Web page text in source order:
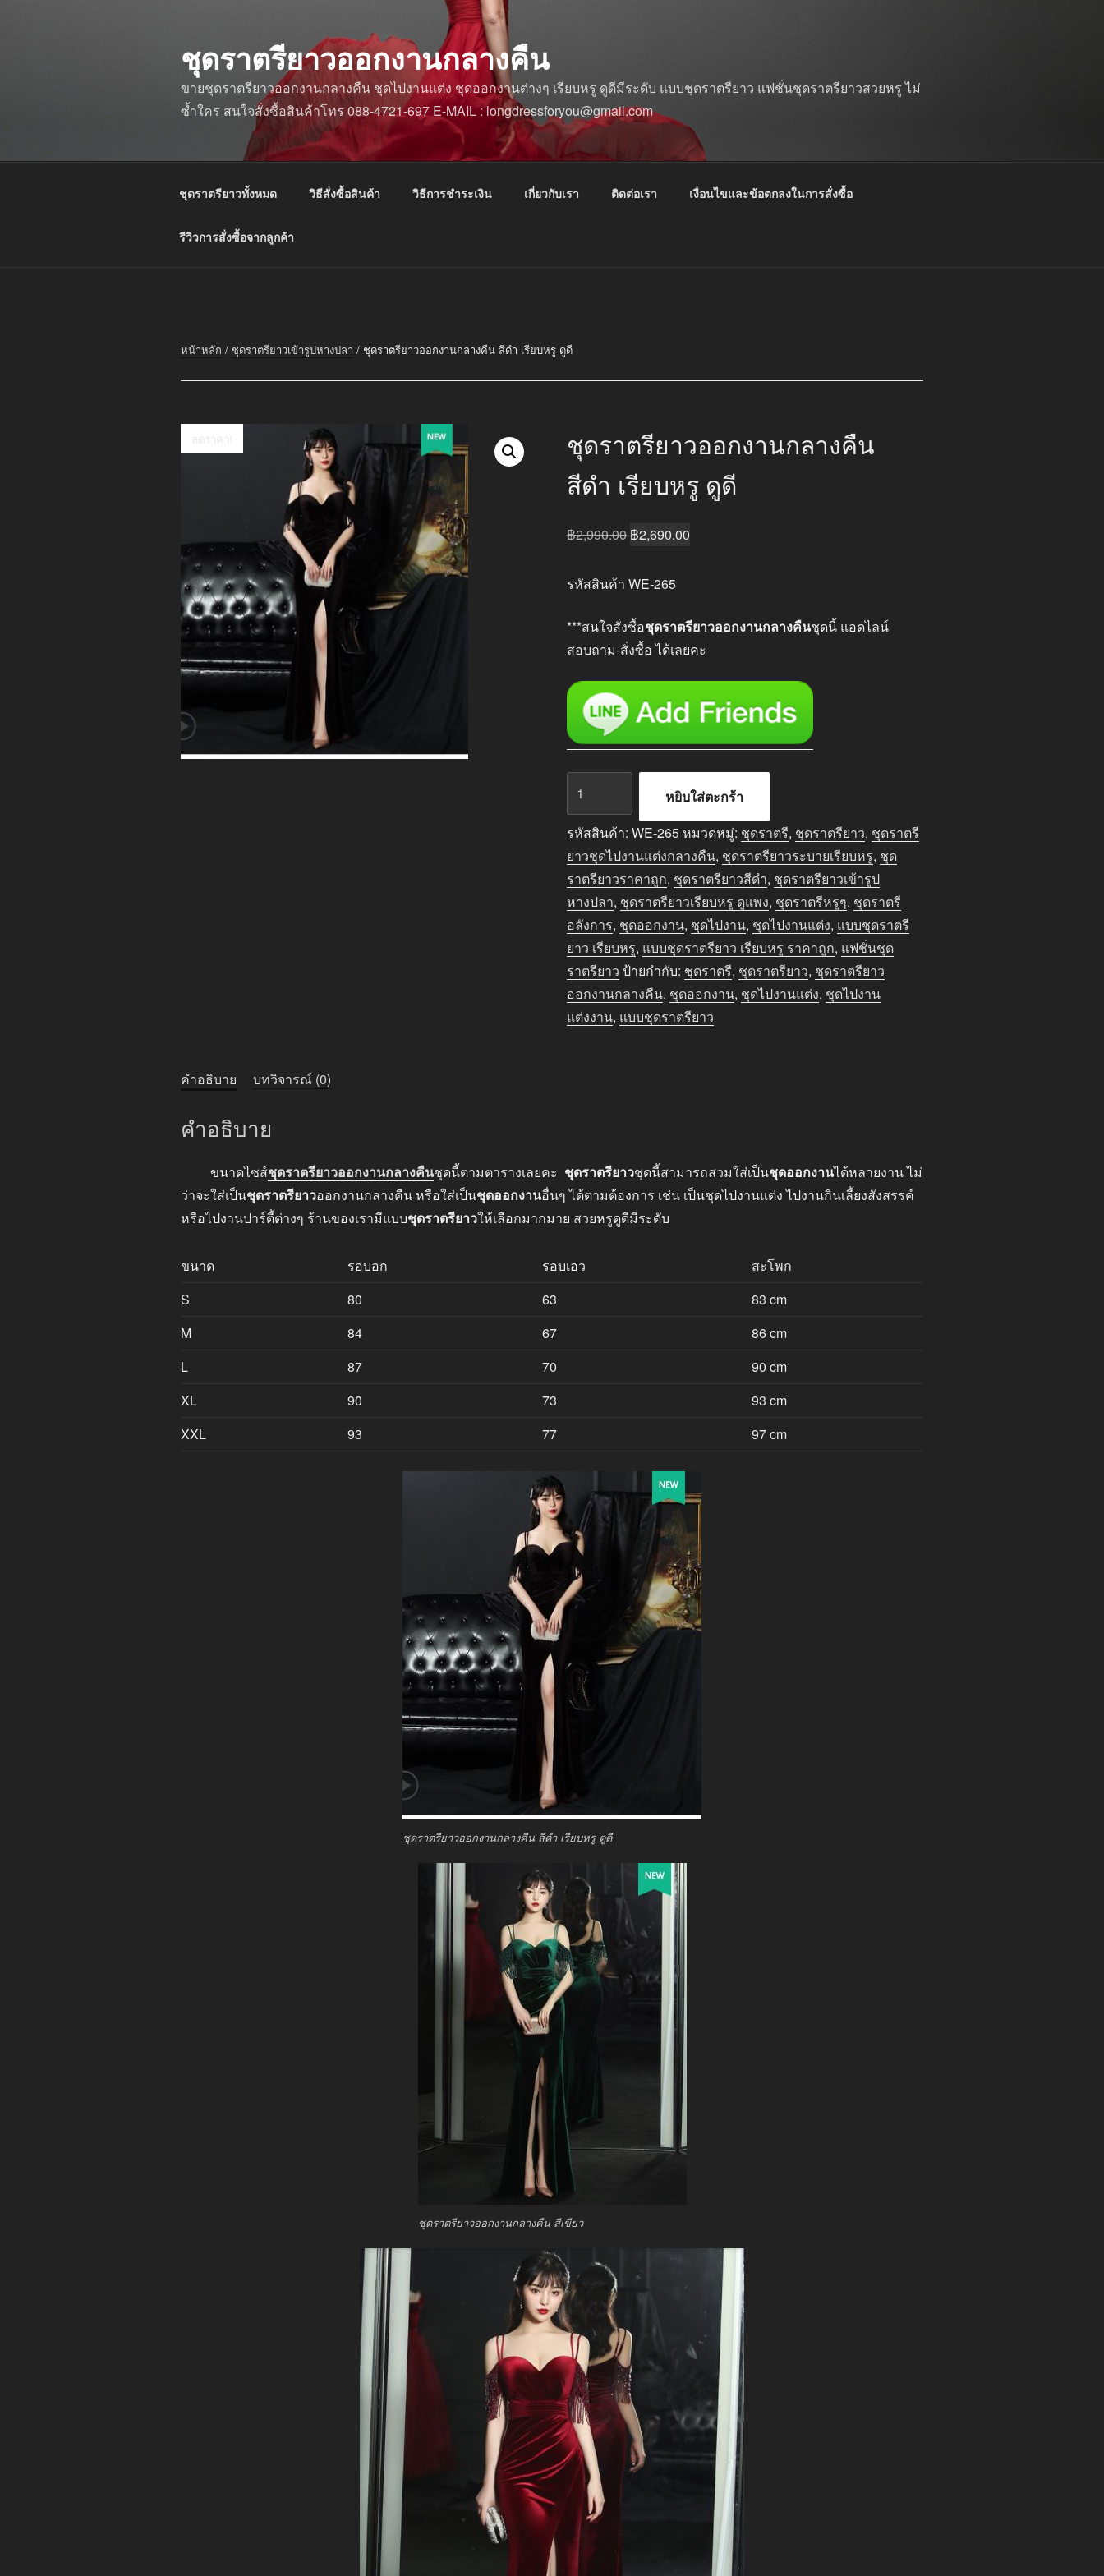
ชุดราตรียาวออกงานกลางคืน
ขายชุดราตรียาวออกงานกลางคืน ชุดไปงานแต่ง ชุดออกงานต่างๆ เรียบหรู ดูดีมีระดับ แบบชุดราตรียาว แฟชั่นชุดราตรียาวสวยหรู ไม่
ซ้ำใคร สนใจสั่งซื้อสินค้าโทร 088-4721-697 E-MAIL : longdressforyou@gmail.com
ชุดราตรียาวทั้งหมด วิธีสั่งซื้อสินค้า วิธีการชำระเงิน เกี่ยวกับเรา ติดต่อเรา เงื่อนไขและข้อตกลงในการสั่งซื้อ
รีวิวการสั่งซื้อจากลูกค้า
หน้าหลัก / ชุดราตรียาวเข้ารูปหางปลา / ชุดราตรียาวออกงานกลางคืน สีดำ เรียบหรู ดูดี
ชุดราตรียาวออกงานกลางคืน
สีดำ เรียบหรู ดูดี
฿2,990.00 Original
was:
฿2,690.00
รหัสสินค้า WE-265
***สนใจสั่งซื้อชุดราตรียาวออกงานกลางคืนชุดนี้ แอดไลน์
สอบถาม-สั่งซื้อ ได้เลยคะ
ชุด
ราตรี
ยาว
ออกงาน
กลาง
คืน
สีดำ
เรียบ
หรู
ดูดี
หยิบใส่ตะกร้า
รหัสสินค้า:WE-265หมวดหมู่: ชุดราตรี, ชุดราตรียาว, ชุดราตรี
ยาวชุดไปงานแต่งกลางคืน, ชุดราตรียาวระบายเรียบหรู, ชุด
ราตรียาวราคาถูก, ชุดราตรียาวสีดำ, ชุดราตรียาวเข้ารูป
หางปลา, ชุดราตรียาวเรียบหรู ดูแพง, ชุดราตรีหรูๆ, ชุดราตรี
อลังการ, ชุดออกงาน, ชุดไปงาน, ชุดไปงานแต่ง, แบบชุดราตรี
ยาว เรียบหรู, แบบชุดราตรียาว เรียบหรู ราคาถูก, แฟชั่นชุด
ราตรียาว ป้ายกำกับ: ชุดราตรี, ชุดราตรียาว, ชุดราตรียาว
ออกงานกลางคืน, ชุดออกงาน, ชุดไปงานแต่ง, ชุดไปงาน
แต่งงาน, แบบชุดราตรียาว
คำอธิบาย บทวิจารณ์ (0)
คำอธิบาย
ขนาดไซส์ชุดราตรียาวออกงานกลางคืนชุดนี้ตามตารางเลยคะ ชุดราตรียาวชุดนี้สามารถสวมใส่เป็นชุดออกงานได้หลายงาน ไม่
ว่าจะใส่เป็นชุดราตรียาวออกงานกลางคืน หรือใส่เป็นชุดออกงานอื่นๆ ได้ตามต้องการ เช่น เป็นชุดไปงานแต่ง ไปงานกินเลี้ยงสังสรรค์
หรือไปงานปาร์ตี้ต่างๆ ร้านของเรามีแบบชุดราตรียาวให้เลือกมากมาย สวยหรูดูดีมีระดับ
ขนาด รอบอก รอบเอว
สะโพก
S
80 63
83 cm
M
84 67
86 cm
L
87 70
90 cm
XL
90 73
93 cm
XXL
93 77 97 cm
ชุดราตรียาวออกงานกลางคืน สีดำ เรียบหรู ดูดี
ชุดราตรียาวออกงานกลางคืน สีเขียว